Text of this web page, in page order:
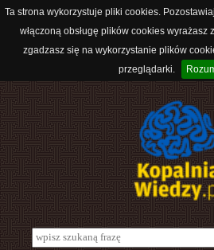
Ta strona wykorzystuje pliki cookies.
włączoną obsługę plików cookies wyrażasz
zgadzasz się na wykorzystanie plików
przeglądarki.